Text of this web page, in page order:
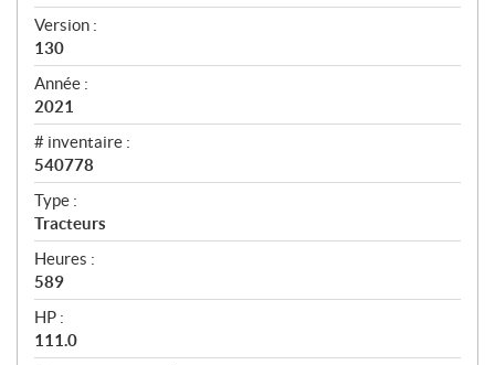
Version :
130
Année :
2021
# inventaire :
540778
Type :
Tracteurs
Heures :
589
HP :
111.0